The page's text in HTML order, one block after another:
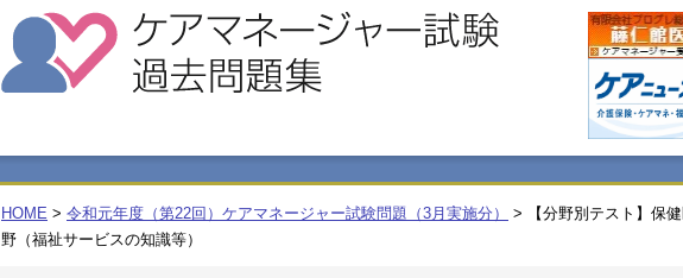
HOME > 令和元年度（第22回）ケアマネージャー試験問題（3月実施分） >
【分野別テスト】保
野（福祉サービスの知識等）